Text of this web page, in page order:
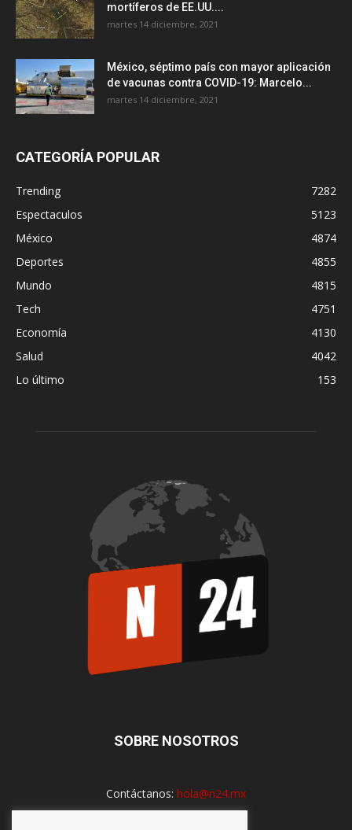
mortíferos de EE.UU....
martes 14 diciembre, 2021
México, séptimo país con mayor aplicación
de vacunas contra COVID-19: Marcelo...
martes 14 diciembre, 2021
CATEGORÍA POPULAR
Trending
7282
Espectaculos
5123
México
4874
Deportes
4855
Mundo
4815
Tech
4751
Economía
4130
Salud
4042
Lo último
153
SOBRE NOSOTROS
Contáctanos: hola@n24.mx